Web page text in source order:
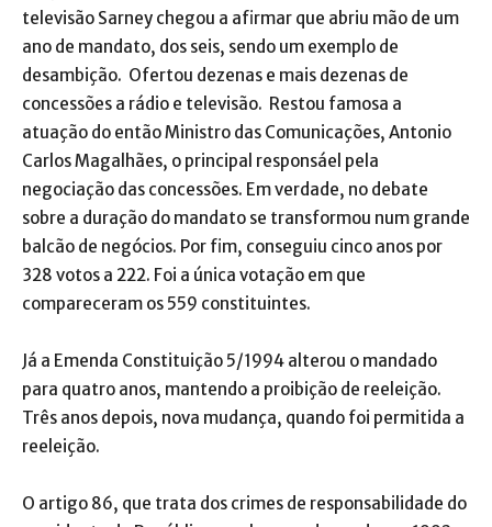
televisão Sarney chegou a afirmar que abriu mão de um
ano de mandato, dos seis, sendo um exemplo de
desambição. Ofertou dezenas e mais dezenas de
concessões a rádio e televisão. Restou famosa a
atuação do então Ministro das Comunicações, Antonio
Carlos Magalhães, o principal responsáel pela
negociação das concessões. Em verdade, no debate
sobre a duração do mandato se transformou num grande
balcão de negócios. Por fim, conseguiu cinco anos por
328 votos a 222. Foi a única votação em que
compareceram os 559 constituintes.
Já a Emenda Constituição 5/1994 alterou o mandado
para quatro anos, mantendo a proibição de reeleição.
Três anos depois, nova mudança, quando foi permitida a
reeleição.
O artigo 86, que trata dos crimes de responsabilidade do